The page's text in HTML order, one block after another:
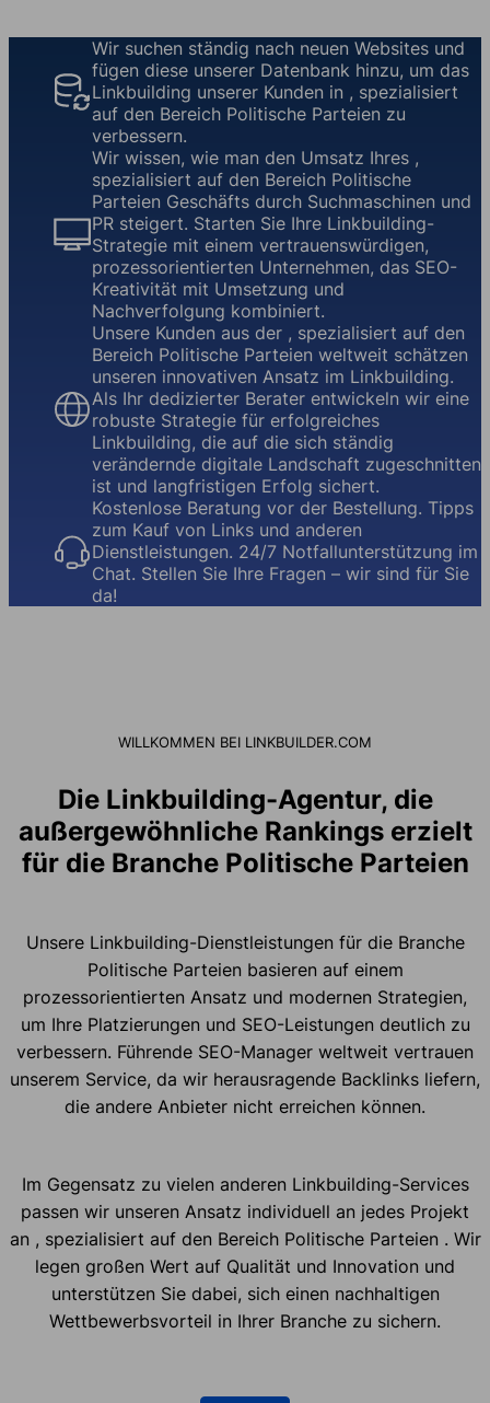
Wir suchen ständig nach neuen Websites und
fügen diese unserer Datenbank hinzu, um das
Linkbuilding unserer Kunden in , spezialisiert
auf den Bereich Politische Parteien zu
verbessern.
Wir wissen, wie man den Umsatz Ihres ,
spezialisiert auf den Bereich Politische
Parteien Geschäfts durch Suchmaschinen und
PR steigert. Starten Sie Ihre Linkbuilding-
Strategie mit einem vertrauenswürdigen,
prozessorientierten Unternehmen, das SEO-
Kreativität mit Umsetzung und
Nachverfolgung kombiniert.
Unsere Kunden aus der , spezialisiert auf den
Bereich Politische Parteien weltweit schätzen
unseren innovativen Ansatz im Linkbuilding.
Als Ihr dedizierter Berater entwickeln wir eine
robuste Strategie für erfolgreiches
Linkbuilding, die auf die sich ständig
verändernde digitale Landschaft zugeschnitten
ist und langfristigen Erfolg sichert.
Kostenlose Beratung vor der Bestellung. Tipps
zum Kauf von Links und anderen
Dienstleistungen. 24/7 Notfallunterstützung im
Chat. Stellen Sie Ihre Fragen – wir sind für Sie
da!
WILLKOMMEN BEI LINKBUILDER.COM
Die Linkbuilding-Agentur, die
außergewöhnliche Rankings erzielt
für die Branche Politische Parteien
Unsere Linkbuilding-Dienstleistungen für die Branche
Politische Parteien basieren auf einem
prozessorientierten Ansatz und modernen Strategien,
um Ihre Platzierungen und SEO-Leistungen deutlich zu
verbessern. Führende SEO-Manager weltweit vertrauen
unserem Service, da wir herausragende Backlinks liefern,
die andere Anbieter nicht erreichen können.
Im Gegensatz zu vielen anderen Linkbuilding-Services
passen wir unseren Ansatz individuell an jedes Projekt
an , spezialisiert auf den Bereich Politische Parteien . Wir
legen großen Wert auf Qualität und Innovation und
unterstützen Sie dabei, sich einen nachhaltigen
Wettbewerbsvorteil in Ihrer Branche zu sichern.